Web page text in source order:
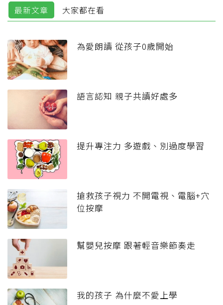
最新文章 大家都在看
為愛朗讀 從孩子0歲開始
語言認知 親子共讀好處多
提升專注力 多遊戲、別過度學習
搶救孩子視力 不開電視、電腦+穴
位按摩
幫嬰兒按摩 跟著輕音樂節奏走
我的孩子 為什麼不愛上學